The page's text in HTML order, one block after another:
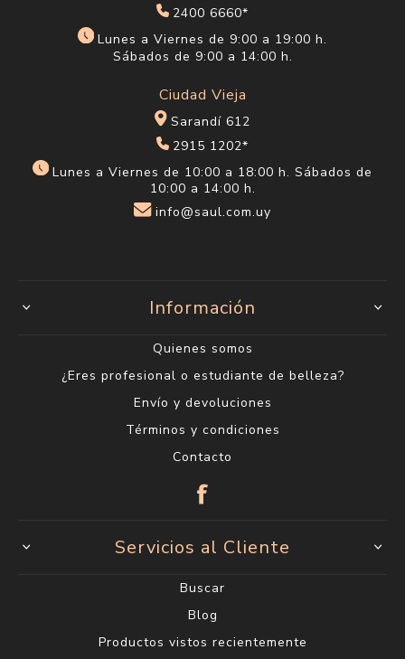
2400 6660*
Lunes a Viernes de 9:00 a 19:00 h.
Sábados de 9:00 a 14:00 h.
Ciudad Vieja
Sarandí 612
2915 1202*
Lunes a Viernes de 10:00 a 18:00 h. Sábados de
10:00 a 14:00 h.
info@saul.com.uy
Información
Quienes somos
¿Eres profesional o estudiante de belleza?
Envío y devoluciones
Términos y condiciones
Contacto
Servicios al Cliente
Buscar
Blog
Productos vistos recientemente